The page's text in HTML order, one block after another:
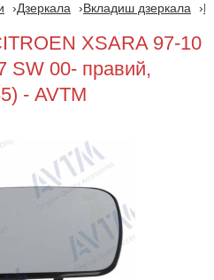
Дзеркала Вкладиш дзеркала
XSARA 97-10
SW 00- правий,
- AVTM